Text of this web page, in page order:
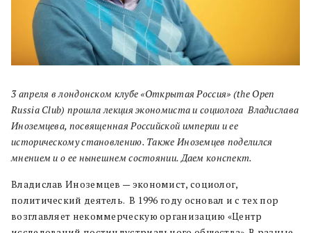
3 апреля в лондонском клубе «Открытая Россия» (the Open
Russia Club) прошла лекция экономиста и социолога Владислава
Иноземцева, посвященная Российской империи и ее
историческому становлению. Также Иноземцев поделился
мнением и о ее нынешнем состоянии. Даем конспект.
Владислав Иноземцев — экономист, социолог,
политический деятель. В 1996 году основал и с тех пор
возглавляет некоммерческую организацию «Центр